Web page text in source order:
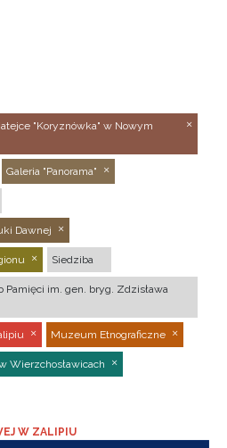
"Koryznówka" w Nowym
Galeria "Panorama"
Dawnej
Siedziba
Pamięci im. gen. bryg. Zdzisława
Muzeum Etnograficzne
Wierzchosławicach
W ZALIPIU